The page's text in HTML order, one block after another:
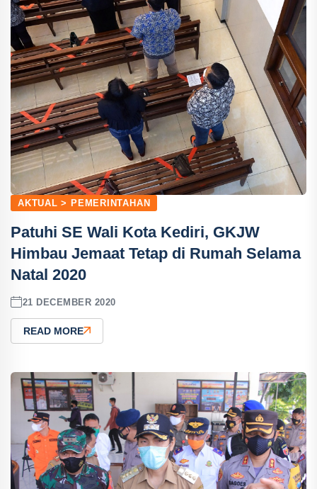
AKTUAL > PEMERINTAHAN
Patuhi SE Wali Kota Kediri, GKJW
Himbau Jemaat Tetap di Rumah Selama
Natal 2020
21 DECEMBER 2020
READ MORE